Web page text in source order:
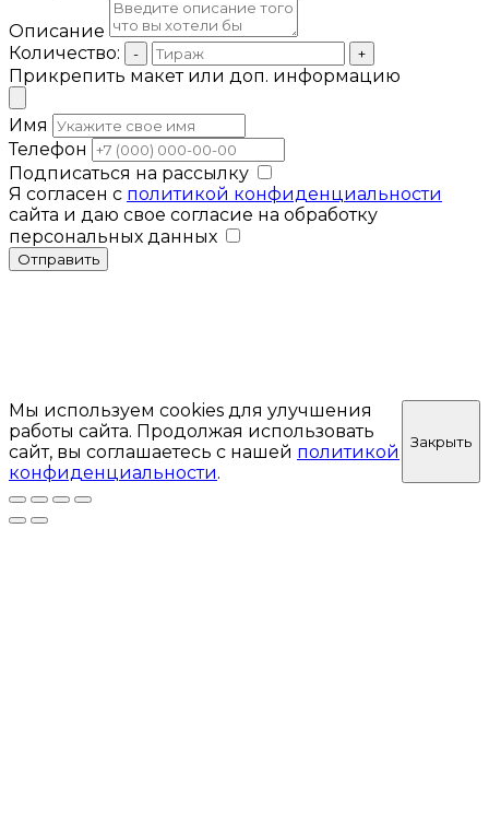
Описание
Количество:
- +
Прикрепить макет или доп. информацию
Имя
Телефон
Подписаться на рассылку
Я согласен с политикой конфиденциальности
сайта и даю свое согласие на обработку
персональных данных
Отправить
Мы используем cookies для улучшения
работы сайта. Продолжая использовать
сайт, вы соглашаетесь с нашей политикой
конфиденциальности.
Закрыть